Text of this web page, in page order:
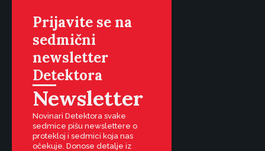
Prijavite se na
sedmični
newsletter
Detektora
Newsletter
Novinari Detektora svake
sedmice pišu newslettere o
protekloj i sedmici koja nas
očekuje. Donose detalje iz